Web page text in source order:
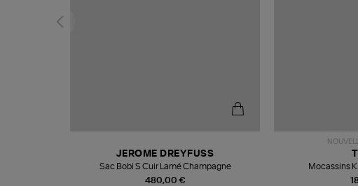
480,00 €
JEROME DREYFUSS
Sac Bobi S Cuir Lamé Champagne Mocassins